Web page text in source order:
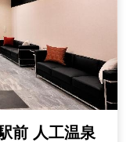
前 人工温泉